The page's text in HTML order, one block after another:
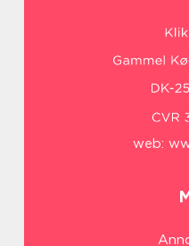
web: